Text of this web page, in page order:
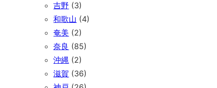
吉野 (3)
和歌山 (4)
奄美 (2)
奈良 (85)
沖縄 (2)
滋賀 (36)